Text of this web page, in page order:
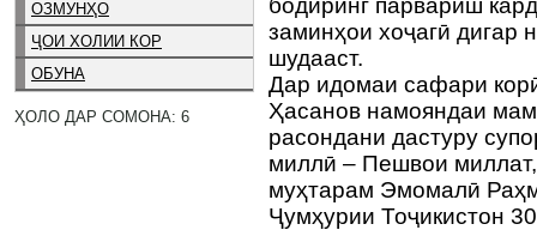
ОЗМУНҲО
ҶОИ ХОЛИИ КОР
ОБУНА
ҲОЛО ДАР СОМОНА: 6
бодиринг парвариш
заминҳои хоҷагӣ дигар
шудааст.
Дар идомаи сафари
Ҳасанов намояндаи
расондани дастуру
миллӣ – Пешвои
муҳтарам Эмомалӣ
Ҷумҳурии Тоҷикистон